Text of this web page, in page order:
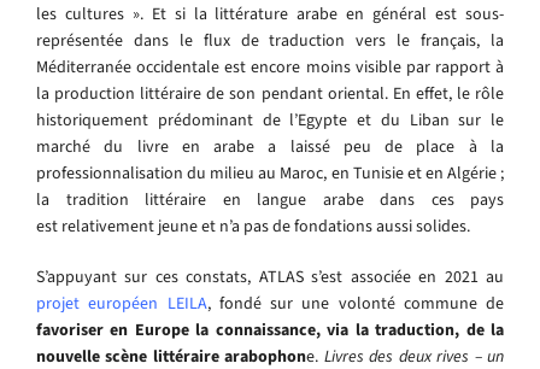
les cultures ». Et si la littérature arabe en général est sous-
représentée dans le flux de traduction vers le français, la
Méditerranée occidentale est encore moins visible par rapport à
la production littéraire de son pendant oriental. En effet, le rôle
historiquement prédominant de l’Egypte et du Liban sur le
marché du livre en arabe a laissé peu de place à la
professionnalisation du milieu au Maroc, en Tunisie et en Algérie ;
la tradition littéraire en langue arabe dans ces pays
est relativement jeune et n’a pas de fondations aussi solides.
S’appuyant sur ces constats, ATLAS s’est associée en 2021 au
projet européen LEILA, fondé sur une volonté commune de
favoriser en Europe la connaissance, via la traduction, de la
nouvelle scène littéraire arabophone. Livres des deux rives – un